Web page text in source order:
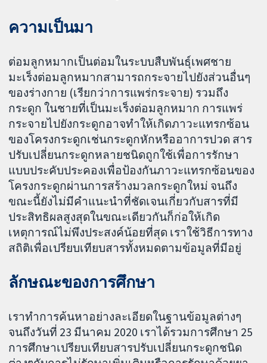
ความเป็นมา
ต่อมลูกหมากเป็นต่อมในระบบสืบพันธุ์เพศชาย
มะเร็งต่อมลูกหมากสามารถกระจายไปยังส่วนอื่นๆ
ของร่างกาย (เรียกว่าการแพร่กระจาย) รวมถึง
กระดูก ในชายที่เป็นมะเร็งต่อมลูกหมาก การแพร่
กระจายไปยังกระดูกอาจทำให้เกิดภาวะแทรกซ้อน
ของโครงกระดูกเช่นกระดูกหักหรืออาการปวด สาร
ปรับเปลี่ยนกระดูกหลายชนิดถูกใช้เพื่อการรักษา
แบบประคับประคองเพื่อป้องกันภาวะแทรกซ้อนของ
โครงกระดูกผ่านการสร้างมวลกระดูกใหม่ จนถึง
ขณะนี้ยังไม่มีคำแนะนำที่ชัดเจนเกี่ยวกับสารที่มี
ประสิทธิผลสูงสุดในขณะเดียวกันก็ก่อให้เกิด
เหตุการณ์ไม่พึงประสงค์น้อยที่สุด เราใช้วิธีการทาง
สถิติเพื่อเปรียบเทียบสารทั้งหมดตามข้อมูลที่มีอยู่
ลักษณะของการศึกษา
เราทำการค้นหาอย่างละเอียดในฐานข้อมูลต่างๆ
จนถึงวันที่ 23 มีนาคม 2020 เราได้รวมการศึกษา 25
การศึกษาเปรียบเทียบสารปรับเปลี่ยนกระดูกชนิด